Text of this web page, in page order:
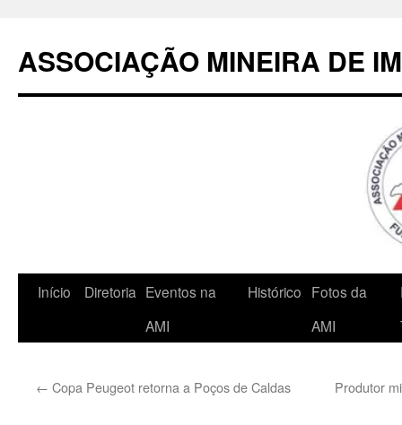
conteúdo
ASSOCIAÇÃO MINEIRA DE
Início Diretoria Eventos na
AMI
Histórico Fotos da
AMI
← Copa Peugeot retorna a Poços de Caldas Produtor